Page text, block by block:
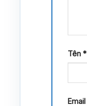
Tên *
Email